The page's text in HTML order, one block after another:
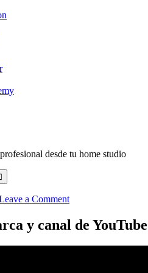
desde tu home studio
a Comment
y canal de